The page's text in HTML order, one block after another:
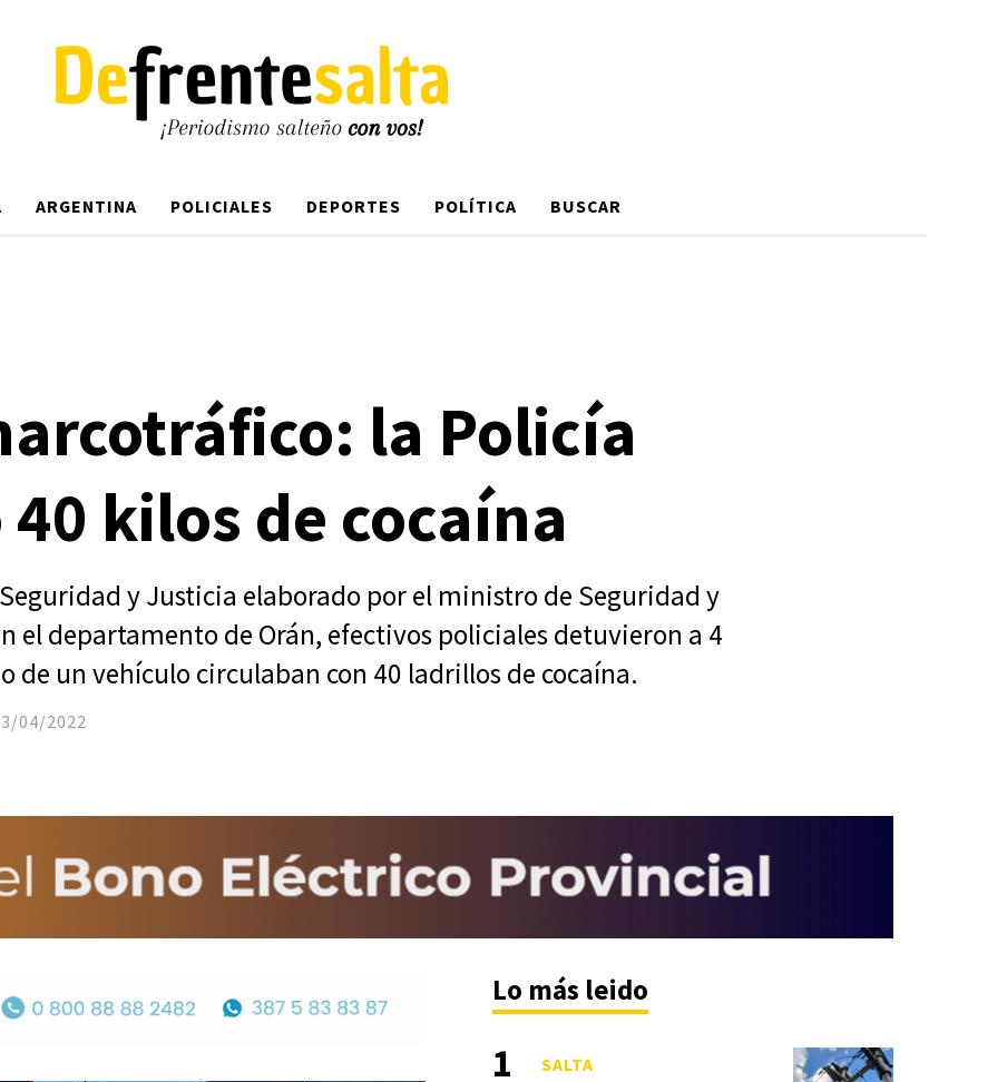
ARGENTINA POLICIALES DEPORTES POLÍTICA BUSCAR
la Policía
kilos de cocaína
y Justicia elaborado por el ministro de Seguridad y
el departamento de Orán, efectivos policiales detuvieron a 4
de un vehículo circulaban con 40 ladrillos de cocaína.
04/2022
Lo más leido
SALTA